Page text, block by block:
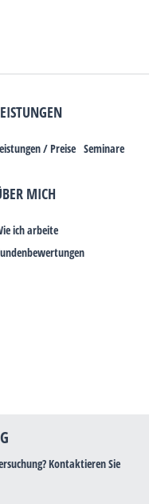
/ Preise Seminare
MICH
ich arbeite
Kontaktieren Sie